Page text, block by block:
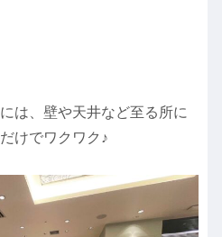
は、壁や天井など至る所に
けでワクワク♪